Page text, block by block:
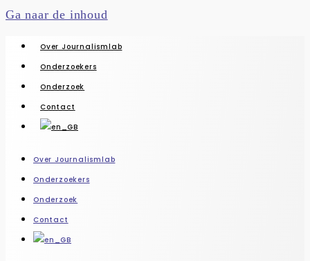
Ga naar de inhoud
Over Journalismlab
Onderzoekers
Onderzoek
Contact
Over Journalismlab
Onderzoekers
Onderzoek
Contact